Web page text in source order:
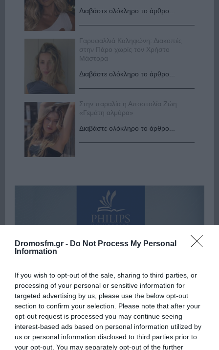
Dromosfm.gr - Do Not Process My Personal
Information
If you wish to opt-out of the sale, sharing to third parties, or
processing of your personal or sensitive information for
targeted advertising by us, please use the below opt-out
section to confirm your selection. Please note that after your
opt-out request is processed you may continue seeing
interest-based ads based on personal information utilized by
us or personal information disclosed to third parties prior to
your opt-out. You may separately opt-out of the further
Διαβάστε ολόκληρο το άρθρο...
Γαρυφαλλιά Καληφώνη: Διακοπές
στην Πάρο χωρίς τον Χρήστο
Μάστορα
Διαβάστε ολόκληρο το άρθρο...
Στην παραλία η Αποστολία Ζώη:
«Γεμάτη αλμύρα»
Διαβάστε ολόκληρο το άρθρο...